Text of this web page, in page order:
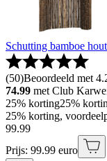
Schutting bamboe
(50)Beoordeeld met
74.99 met Club
25% korting25%
25% korting,
99.99
Prijs: 99.99 euro